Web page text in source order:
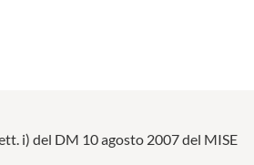
i) del DM 10 agosto 2007 del MISE